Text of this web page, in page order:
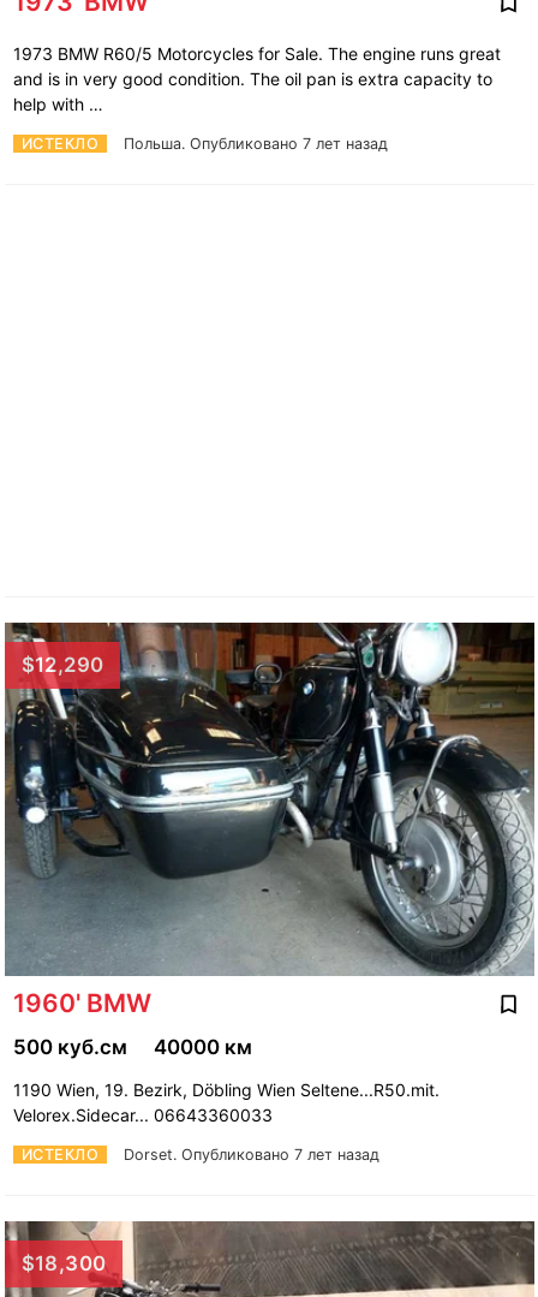
ИСТЕКЛО Польша. Опубликовано 7 лет назад
1973 BMW R60/5 Motorcycles for Sale. The engine runs great
and is in very good condition. The oil pan is extra capacity to
help with …
$12,290
1960' BMW
ИСТЕКЛО Dorset. Опубликовано 7 лет назад
500 куб.см 40000 км
1190 Wien, 19. Bezirk, Döbling Wien Seltene...R50.mit.
Velorex.Sidecar... 06643360033
$18,300